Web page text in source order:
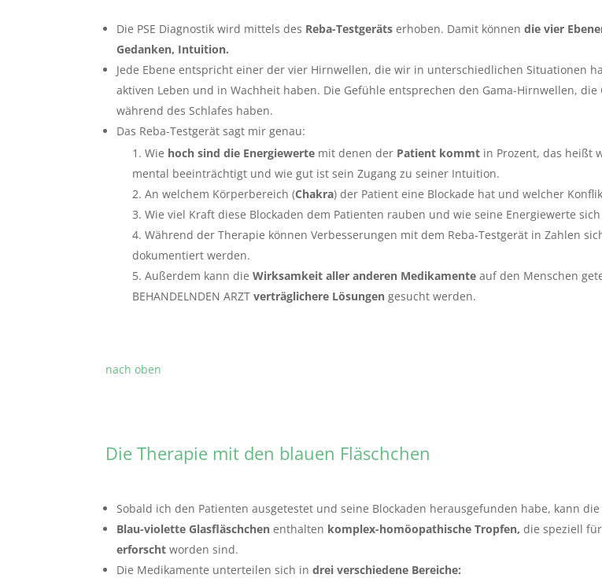
Die PSE Diagnostik wird mittels des Reba-Testgeräts erhoben. Damit könnendie vier
Gedanken, Intuition.
Jede Ebene entspricht einer der vier Hirnwellen, die wir in unterschiedlichen Situationen
aktiven Leben und in Wachheit haben. Die Gefühle entsprechen den Gama-Hirnwellen,
während des Schlafes haben.
Das Reba-Testgerät sagt mir genau:
Wie hoch sind die Energiewerte mit denen der Patient kommt in Prozent, das heißt
mental beeinträchtigt und wie gut ist sein Zugang zu seiner Intuition.
An welchem Körperbereich (Chakra) der Patient eine Blockade hat und welcher
Wie viel Kraft diese Blockaden dem Patienten rauben und wie seine Energiewerte
Während der Therapie können Verbesserungen mit dem Reba-Testgerät in Zahlen
dokumentiert werden.
Außerdem kann dieWirksamkeit aller anderen Medikamenteauf den Menschen
BEHANDELNDEN ARZTverträglichere Lösungengesucht werden.
nach oben
Die Therapie mit den blauen Fläschchen
Sobald ich den Patienten ausgetestet und seine Blockaden herausgefunden habe, kann
Blau-violette Glasfläschchenenthalten komplex-homöopathische Tropfen,die speziell
erforschtworden sind.
Die Medikamente unterteilen sich indrei verschiedene Bereiche: